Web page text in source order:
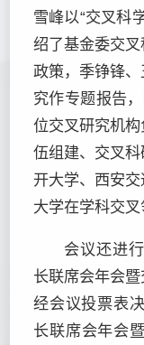
雪峰以“交叉科
绍了基金委交
政策，季铮锋
究作专题报告
位交叉研究机
伍组建、交叉
开大学、西安
大学在学科交叉
会议还进
长联席会年会暨
经会议投票表
长联席会年会